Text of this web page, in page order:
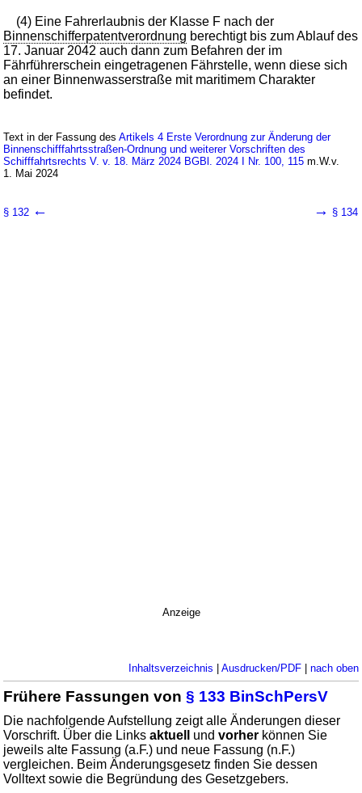
(4) Eine Fahrerlaubnis der Klasse F nach der
Binnenschifferpatentverordnung berechtigt bis zum Ablauf des
17. Januar 2042 auch dann zum Befahren der im
Fährführerschein eingetragenen Fährstelle, wenn diese sich
an einer Binnenwasserstraße mit maritimem Charakter
befindet.
Text in der Fassung desArtikels 4 Erste Verordnung zur Änderung der
Binnenschifffahrtsstraßen-Ordnung und weiterer Vorschriften des
Schifffahrtsrechts V. v. 18. März 2024 BGBl. 2024 I Nr. 100, 115 m.W.v.
1. Mai 2024
§ 132 ← → § 134
Anzeige
Inhaltsverzeichnis | Ausdrucken/PDF| nach oben
Frühere Fassungen von§ 133 BinSchPersV
Die nachfolgende Aufstellung zeigt alle Änderungen dieser
Vorschrift. Über die Linksaktuell undvorher können Sie
jeweils alte Fassung (a.F.) und neue Fassung (n.F.)
vergleichen. Beim Änderungsgesetz finden Sie dessen
Volltext sowie die Begründung des Gesetzgebers.